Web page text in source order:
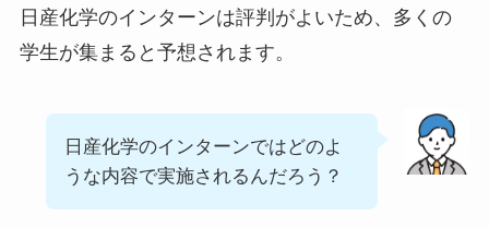
日産化学のインターンは評判がよいため、多くの
学生が集まると予想されます。
日産化学のインターンではどのよ
うな内容で実施されるんだろう？